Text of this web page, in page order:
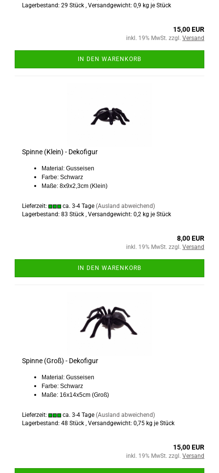
Lagerbestand: 29 Stück , Versandgewicht: 0,9 kg je Stück
15,00 EUR
inkl. 19% MwSt. zzgl. Versand
IN DEN WARENKORB
Spinne (Klein) - Dekofigur
Material: Gusseisen
Farbe: Schwarz
Maße: 8x9x2,3cm (Klein)
Lieferzeit: ca. 3-4 Tage (Ausland abweichend)
Lagerbestand: 83 Stück , Versandgewicht: 0,2 kg je Stück
8,00 EUR
inkl. 19% MwSt. zzgl. Versand
IN DEN WARENKORB
Spinne (Groß) - Dekofigur
Material: Gusseisen
Farbe: Schwarz
Maße: 16x14x5cm (Groß)
Lieferzeit: ca. 3-4 Tage (Ausland abweichend)
Lagerbestand: 48 Stück , Versandgewicht: 0,75 kg je Stück
15,00 EUR
inkl. 19% MwSt. zzgl. Versand